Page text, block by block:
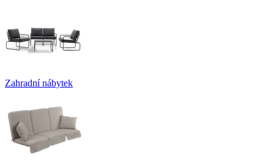
Zahradní nábytek